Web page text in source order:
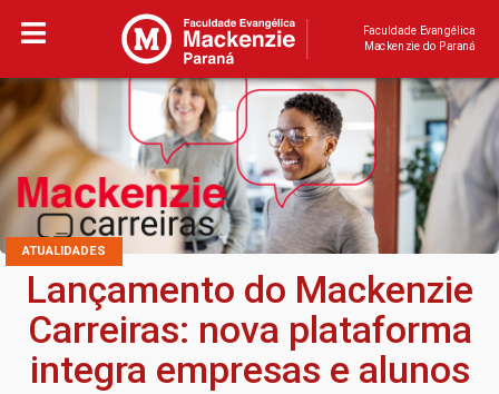
Faculdade Evangélica
Mackenzie do Paraná
ATUALIDADES
Lançamento do Mackenzie
Carreiras: nova plataforma
integra empresas e alunos